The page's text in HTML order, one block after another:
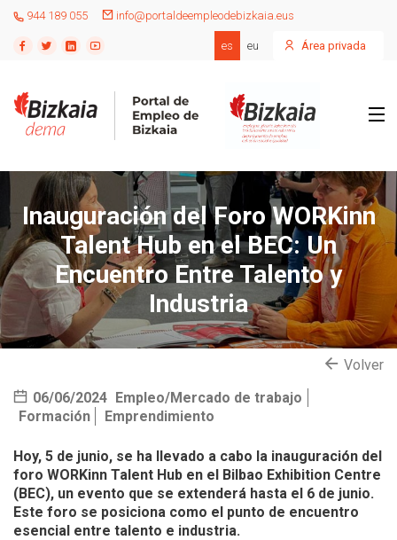
944 189 055 info@portaldeempleodebizkaia.eus
es eu Área privada
Inauguración del Foro WORKinn
Talent Hub en el BEC: Un
Encuentro Entre Talento y
Industria
Volver
06/06/2024 Empleo/Mercado de trabajo
Formación
Emprendimiento
Hoy, 5 de junio, se ha llevado a cabo la inauguración del
foro WORKinn Talent Hub en el Bilbao Exhibition Centre
(BEC), un evento que se extenderá hasta el 6 de junio.
Este foro se posiciona como el punto de encuentro
esencial entre talento e industria.